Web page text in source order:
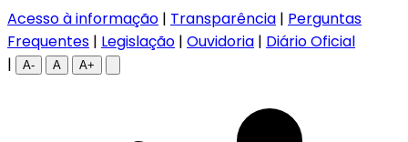
Acesso à informação | Transparência | Perguntas
Frequentes | Legislação | Ouvidoria | Diário Oficial
|
A- A A+